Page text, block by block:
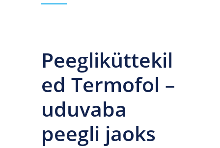
Peegliküttekil
ed Termofol –
uduvaba
peegli jaoks